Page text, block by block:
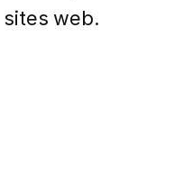
web.